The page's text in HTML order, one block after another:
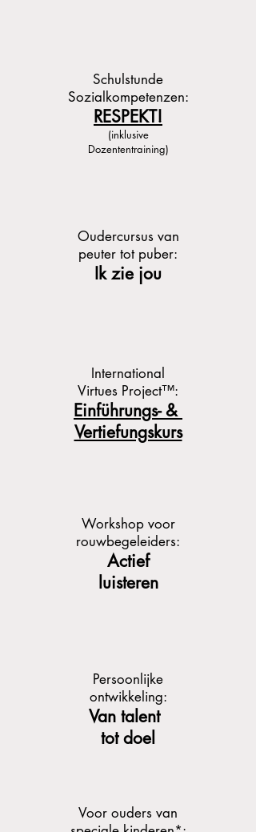
Schulstunde
Sozialkompetenzen:
RESPEKT!
(inklusive
Dozententraining)
Oudercursus van
peuter tot puber:
Ik zie jou
International
Virtues Project™:
Einführungs- &
Vertiefungskurs
Workshop voor
rouwbegeleiders:
Actief
luisteren
Persoonlijke
ontwikkeling:
Van talent
tot doel
Voor ouders van